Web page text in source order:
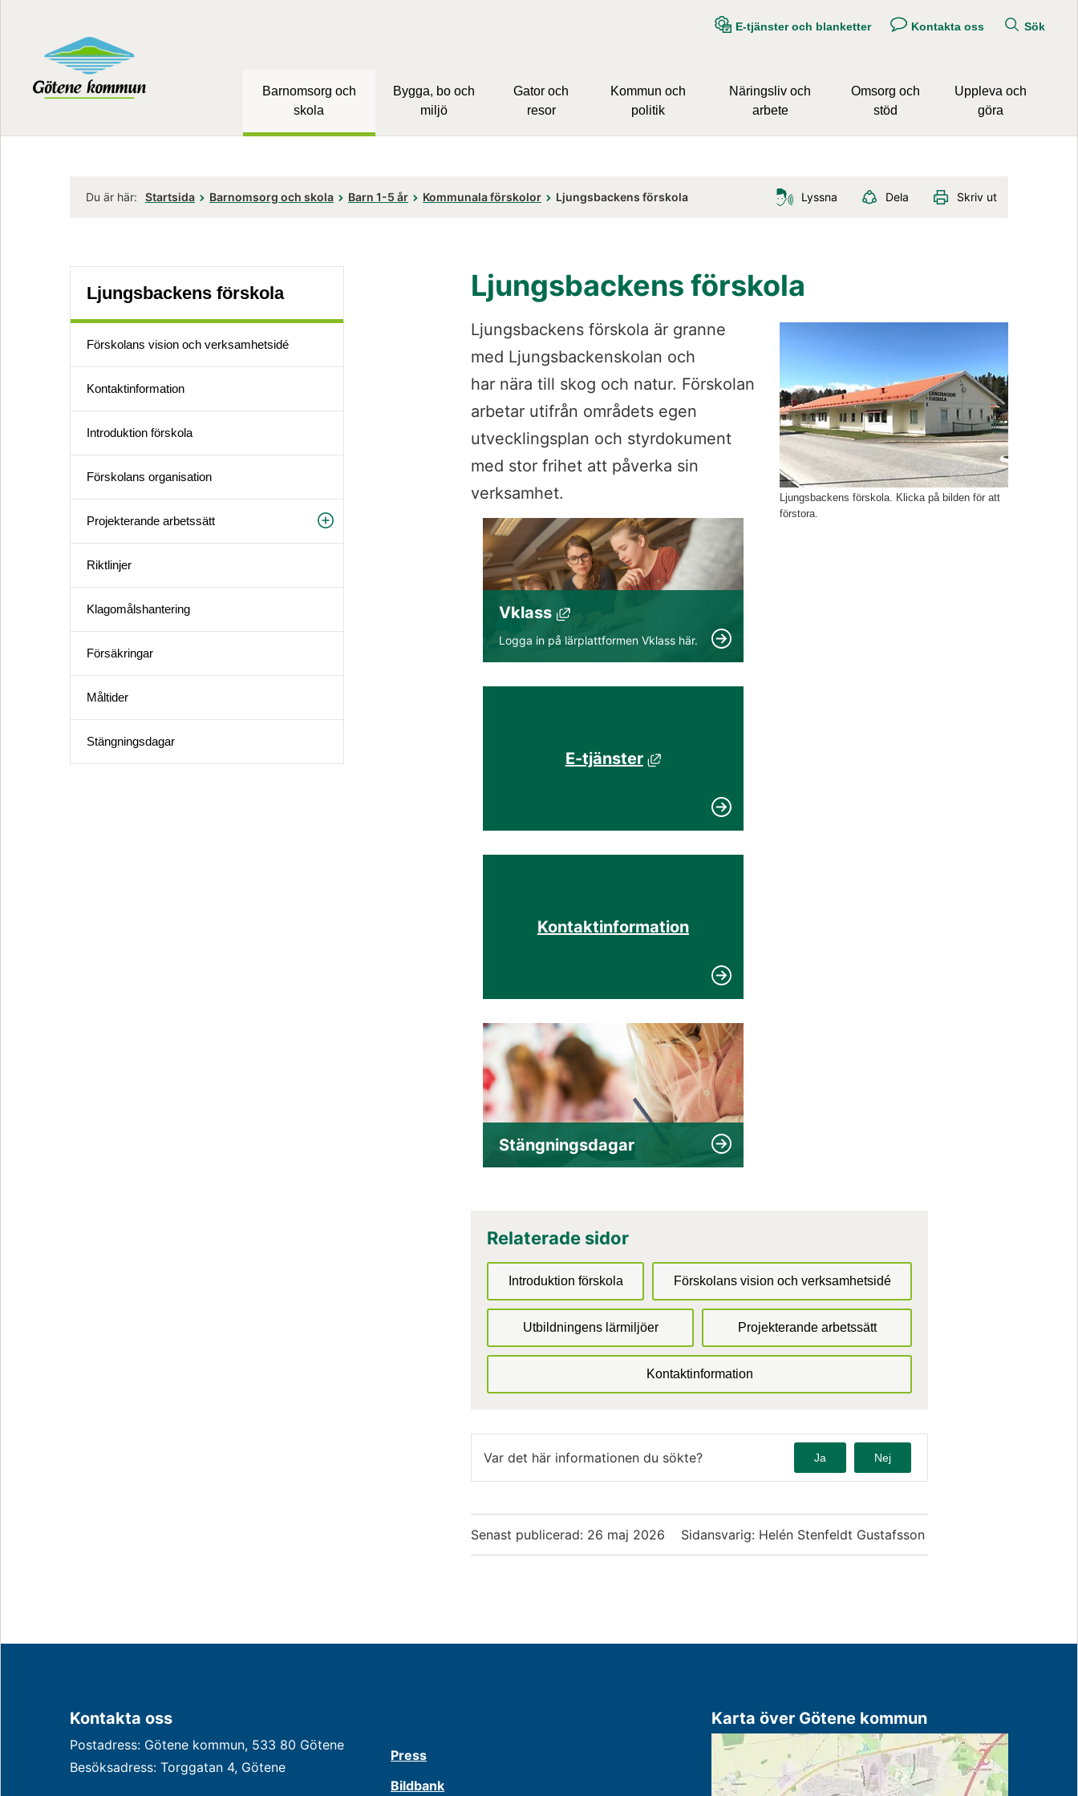
E-tjänster och blanketter Kontakta oss Sök
Barnomsorg och
skola
Bygga, bo och
miljö
Gator och
resor
Kommun och
politik
Näringsliv och
arbete
Omsorg och
stöd
Uppleva och
göra
Du är här: Startsida Barnomsorg och skola Barn 1-5 år Kommunala förskolor Ljungsbackens förskola Lyssna Dela Skriv ut
Ljungsbackens förskola
Förskolans vision och verksamhetsidé
Kontaktinformation
Introduktion förskola
Förskolans organisation
Projekterande arbetssätt
Riktlinjer
Klagomålshantering
Försäkringar
Måltider
Stängningsdagar
Ljungsbackens förskola
Förstora
Ljungsbackens förskola. Klicka på bilden för att
förstora.
Ljungsbackens förskola är granne
med Ljungsbackenskolan och
har nära till skog och natur. Förskolan
arbetar utifrån områdets egen
utvecklingsplan och styrdokument
med stor frihet att påverka sin
verksamhet.
Vklass
Länk till annan webbplats, öppnas i nytt fönster.
Logga in på lärplattformen Vklass här.
E-tjänsterLänk till annan webbplats, öppnas i nytt fönster.
Kontaktinformation
Stängnings­dagar
Relaterade sidor
Introduktion förskola Förskolans vision och verksamhetsidé
Utbildningens lärmiljöer Projekterande arbetssätt
Kontaktinformation
Var det här informationen du sökte? Ja Nej
Senast publicerad: 26 maj 2026 Sidansvarig: Helén Stenfeldt Gustafsson
Kontakta oss
Postadress: Götene kommun, 533 80 Götene
Besöksadress: Torggatan 4, Götene
Press
Bildbank
Karta över Götene kommun